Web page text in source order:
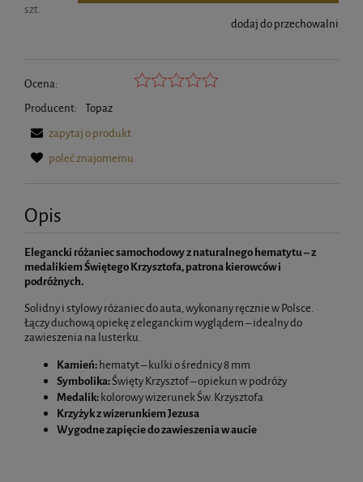
szt.
dodaj do przechowalni
Ocena:
Producent: Topaz
zapytaj o produkt
poleć znajomemu
Opis
Elegancki różaniec samochodowy z naturalnego hematytu – z
medalikiem Świętego Krzysztofa, patrona kierowców i
podróżnych.
Solidny i stylowy różaniec do auta, wykonany ręcznie w Polsce.
Łączy duchową opiekę z eleganckim wyglądem – idealny do
zawieszenia na lusterku.
Kamień:hematyt – kulki o średnicy 8 mm
Symbolika:Święty Krzysztof – opiekun w podróży
Medalik:kolorowy wizerunek Św. Krzysztofa
Krzyżyk z wizerunkiem Jezusa
Wygodne zapięcie do zawieszenia w aucie